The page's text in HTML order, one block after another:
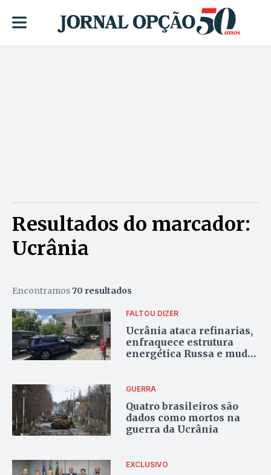
Resultados do marcador:
Ucrânia
Encontramos70 resultados
FALTOU DIZER
Ucrânia ataca refinarias,
enfraquece estrutura
energética Russa e muda
GUERRA
Quatro brasileiros são
dados como mortos na
guerra da Ucrânia
EXCLUSIVO